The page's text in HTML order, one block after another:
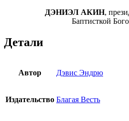
ДЭНИЭЛ АКИН,
Баптисткой
Детали
Автор Дэвис Эндрю
Издательство Благая Весть